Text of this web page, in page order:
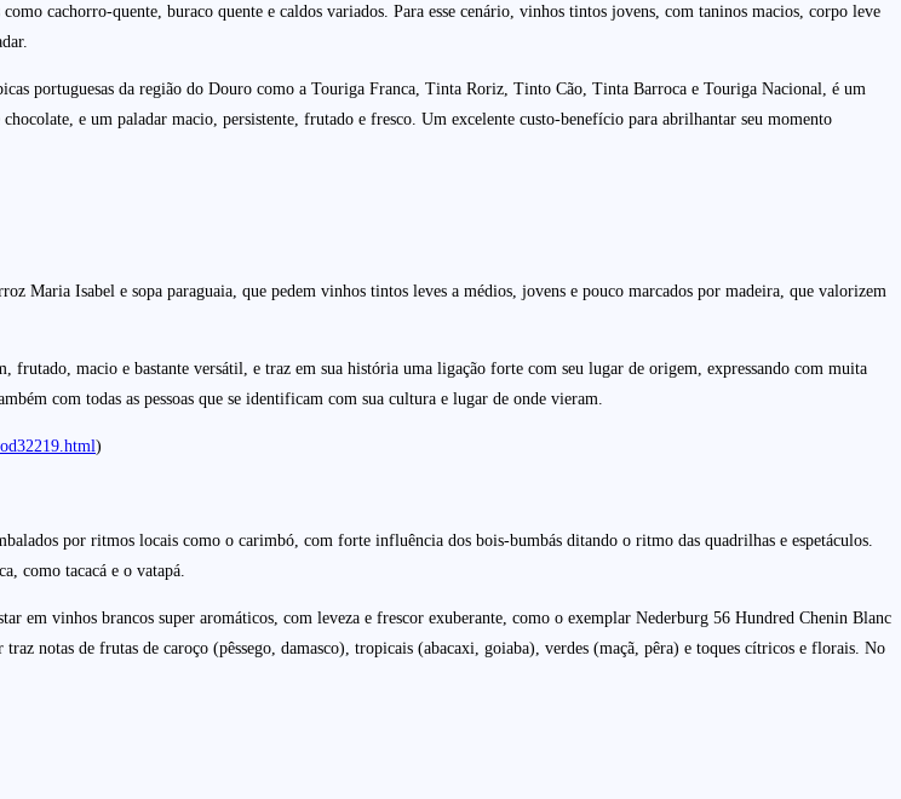
cachorro-quente, buraco quente e caldos variados. Para esse cenário, vinhos tintos jovens, com taninos macios, corpo leve
portuguesas da região do Douro como a Touriga Franca, Tinta Roriz, Tinto Cão, Tinta Barroca e Touriga Nacional, é um
e um paladar macio, persistente, frutado e fresco. Um excelente custo-benefício para abrilhantar seu momento
Maria Isabel e sopa paraguaia, que pedem vinhos tintos leves a médios, jovens e pouco marcados por madeira, que valorizem
macio e bastante versátil, e traz em sua história uma ligação forte com seu lugar de origem, expressando com muita
com todas as pessoas que se identificam com sua cultura e lugar de onde vieram.
)
por ritmos locais como o carimbó, com forte influência dos bois-bumbás ditando o ritmo das quadrilhas e espetáculos.
como tacacá e o vatapá.
em vinhos brancos super aromáticos, com leveza e frescor exuberante, como o exemplar Nederburg 56 Hundred Chenin Blanc
notas de frutas de caroço (pêssego, damasco), tropicais (abacaxi, goiaba), verdes (maçã, pêra) e toques cítricos e florais. No